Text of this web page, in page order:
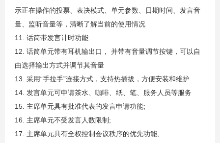
示正在操作的投票、表决模式、单元参数、日期时间、发言音
量、监听音量等，清晰了解当前的使用情况
11. 话筒带发言计时功能
12. 话筒单元带有耳机输出口， 并带有音量调节按键，可以自
由选择输出方式并调节其音量
13. 采用“手拉手”连接方式，支持热插拔，方便安装和维护
14. 发言单元可申请茶水、咖啡、纸、笔、服务人员等服务
15. 主席单元具有批准代表的发言申请功能;
16. 主席单元不受发言人数限制;
17. 主席单元具有全权控制会议秩序的优先功能;